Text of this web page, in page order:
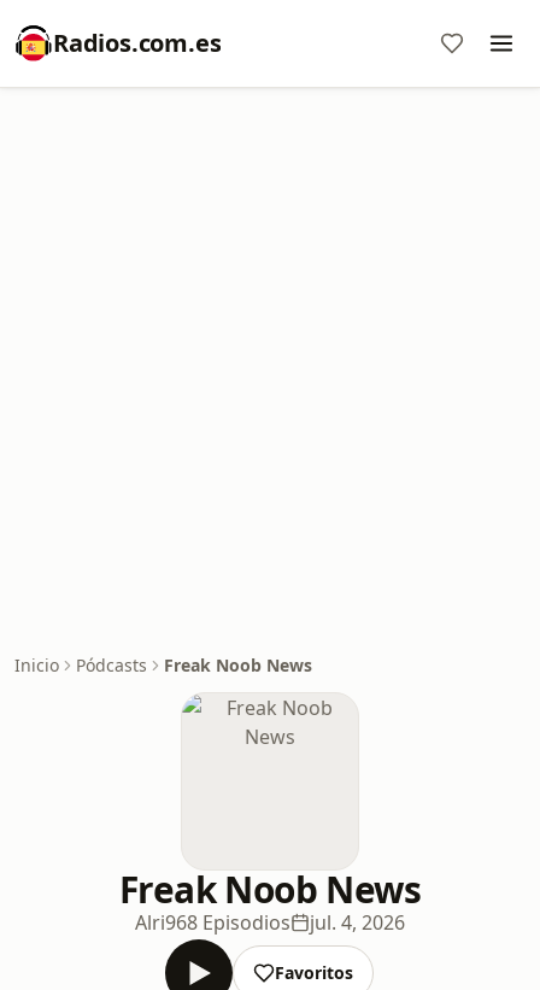
Radios.com.es
Inicio Pódcasts Freak Noob News
Freak Noob News
Alri968 Episodios jul. 4, 2026
Favoritos